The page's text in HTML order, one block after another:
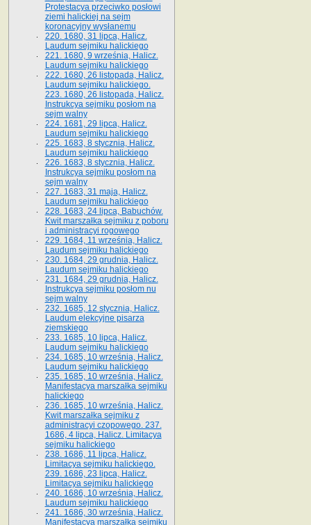
Protestacya przeciwko posłowi
ziemi halickiej na sejm
koronacyjny wysłanemu
220. 1680, 31 lipca, Halicz.
Laudum sejmiku halickiego
221. 1680, 9 września, Halicz.
Laudum sejmiku halickiego
222. 1680, 26 listopada, Halicz.
Laudum sejmiku halickiego.
223. 1680, 26 listopada, Halicz.
Instrukcya sejmiku posłom na
sejm walny
224. 1681, 29 lipca, Halicz.
Laudum sejmiku halickiego
225. 1683, 8 stycznia, Halicz.
Laudum sejmiku halickiego
226. 1683, 8 stycznia, Halicz.
Instrukcya sejmiku posłom na
sejm walny
227. 1683, 31 maja, Halicz.
Laudum sejmiku halickiego
228. 1683, 24 lipca, Babuchów.
Kwit marszałka sejmiku z poboru
i administracyi rogowego
229. 1684, 11 września, Halicz.
Laudum sejmiku halickiego
230. 1684, 29 grudnia, Halicz.
Laudum sejmiku halickiego
231. 1684, 29 grudnia, Halicz.
Instrukcya sejmiku posłom nu
sejm walny
232. 1685, 12 stycznia, Halicz.
Laudum elekcyjne pisarza
ziemskiego
233. 1685, 10 lipca, Halicz.
Laudum sejmiku halickiego
234. 1685, 10 września, Halicz.
Laudum sejmiku halickiego
235. 1685, 10 września, Halicz.
Manifestacya marszałka sejmiku
halickiego
236. 1685, 10 września, Halicz.
Kwit marszałka sejmiku z
administracyi czopowego. 237.
1686, 4 lipca, Halicz. Limitacya
sejmiku halickiego
238. 1686, 11 lipca, Halicz.
Limitacya sejmiku halickiego.
239. 1686, 23 lipca, Halicz.
Limitacya sejmiku halickiego
240. 1686, 10 września, Halicz.
Laudum sejmiku halickiego
241. 1686, 30 września, Halicz.
Manifestacya marszałka sejmiku